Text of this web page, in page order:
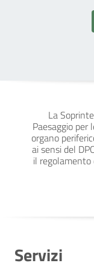
La
Paesaggio per
organo
ai sensi del
il regolamento
Servizi